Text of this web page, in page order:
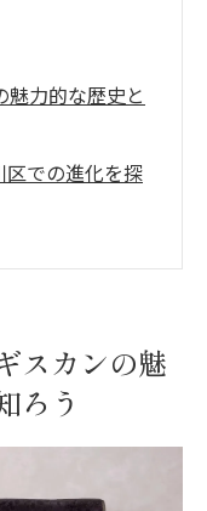
力的な歴史と
での進化を探
文化の背景
る品川区の魅
未来を考える
流を品川区で
スカンの魅
ろう